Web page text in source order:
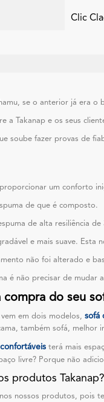
Clic
se o anterior já era o
a Takanap e os seus
soube fazer provas de
um conforto
de que é composto.
de alta resiliência
e mais suave. Esta
não foi alterado e
é não precisar de mudar
compra do seu
vem em dois modelos, sofá
também sofá, melhor
terá mais
livre? Porque não
produtos Takanap?
nossos produtos, pois